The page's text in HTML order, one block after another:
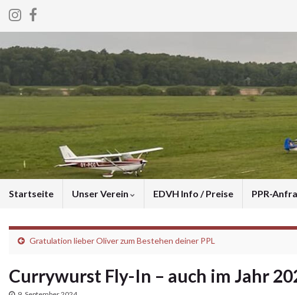
Startseite Unser Verein EDVH Info / Preise PPR-
Gratulation lieber Oliver zum Bestehen deiner PPL
Currywurst Fly-In – auch im Jahr